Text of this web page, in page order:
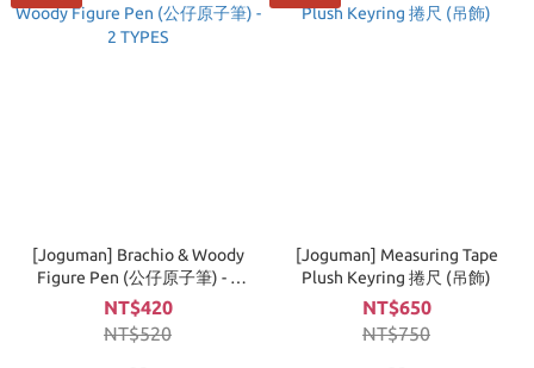
[Joguman] Brachio & Woody
Figure Pen (公仔原子筆) - 2
TYPES
NT$420
NT$520
[Joguman] Measuring Tape
Plush Keyring 捲尺 (吊飾)
NT$650
NT$750